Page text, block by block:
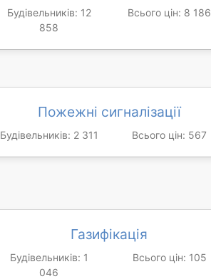
Будівельників: 12
858
Всього цін: 8 186
Пожежні сигналізації
Будівельників: 2 311 Всього цін: 567
Газифікація
Будівельників: 1
046
Всього цін: 105